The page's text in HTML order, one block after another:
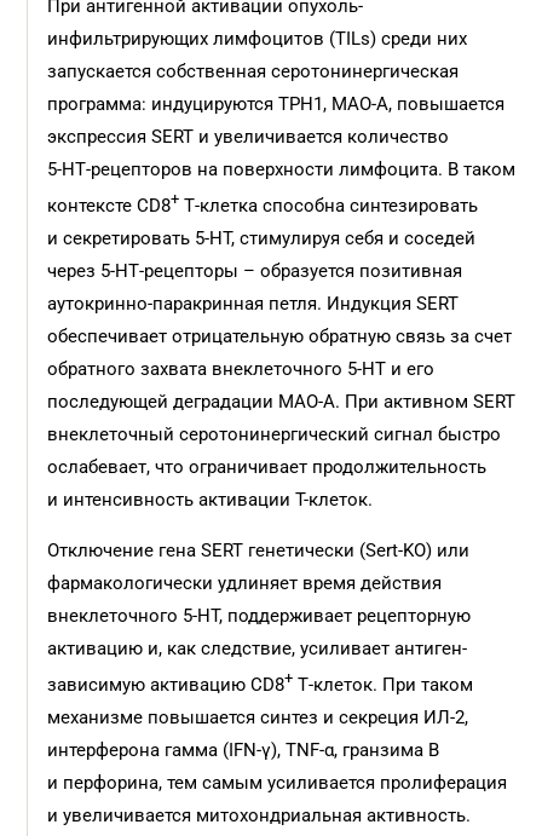
При антигенной активации опухоль-
инфильтрирующих лимфоцитов (TILs) среди них
запускается собственная серотонинергическая
программа: индуцируются TPH1, MAO‑A, повышается
экспрессия SERT и увеличивается количество
5‑HT‑рецепторов на поверхности лимфоцита. В таком
контексте CD8+ Т‑клетка способна синтезировать
и секретировать 5‑HT, стимулируя себя и соседей
через 5‑HT‑рецепторы – образуется позитивная
аутокринно‑паракринная петля. Индукция SERT
обеспечивает отрицательную обратную связь за счет
обратного захвата внеклеточного 5-HT и его
последующей деградации MAO-A. При активном SERT
внеклеточный серотонин­ергический сигнал быстро
ослабевает, что ограничивает продолжительность
и интенсивность активации Т-клеток.
Отключение гена SERT генетически (Sert‑KO) или
фармакологически удлиняет время действия
внеклеточного 5‑HT, поддерживает рецепторную
активацию и, как следствие, усиливает антиген-
зависимую активацию CD8+ Т‑клеток. При таком
механизме повышается синтез и секреция ИЛ‑2,
интерферона гамма (IFN‑γ), TNF‑α, гранзима B
и перфорина, тем самым усиливается пролиферация
и увеличивается митохондриальная активность.